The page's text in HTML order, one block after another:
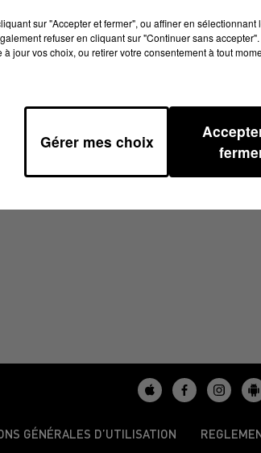
15H00
GÉNÉRALES D’UTILISATION
sur "Accepter et fermer", ou affiner en
refuser en cliquant sur "Continuer sans
à jour vos choix, ou retirer votre consentement à tout
Gérer mes choix